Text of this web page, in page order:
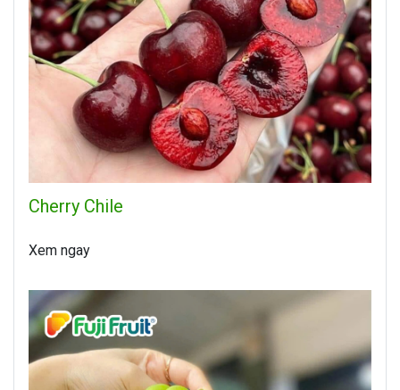
Cherry Chile
Xem ngay